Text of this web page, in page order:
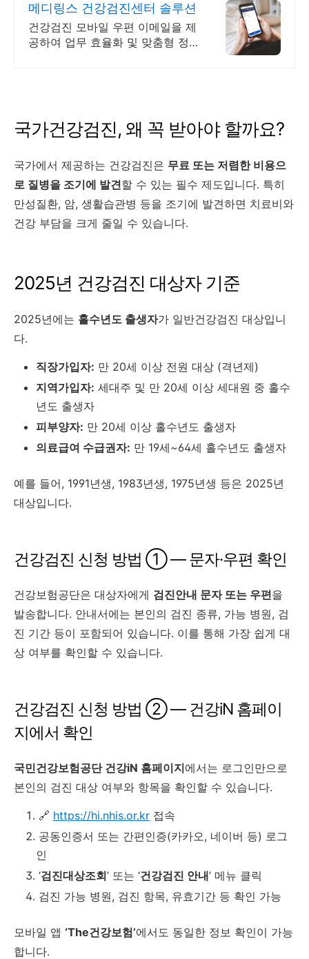
메디링스 건강검진센터 솔루션
건강검진 모바일 우편 이메일을 제
공하여 업무 효율화 및 맞춤형 정
국가건강검진, 왜 꼭 받아야 할까요?
국가에서 제공하는 건강검진은 무료 또는 저렴한 비용으
로 질병을 조기에 발견할 수 있는 필수 제도입니다. 특히
만성질환, 암, 생활습관병 등을 조기에 발견하면 치료비와
건강 부담을 크게 줄일 수 있습니다.
2025년 건강검진 대상자 기준
2025년에는 홀수년도 출생자가 일반건강검진 대상입니
다.
직장가입자: 만 20세 이상 전원 대상 (격년제)
지역가입자: 세대주 및 만 20세 이상 세대원 중 홀수
년도 출생자
피부양자: 만 20세 이상 홀수년도 출생자
의료급여 수급권자: 만 19세~64세 홀수년도 출생자
예를 들어, 1991년생, 1983년생, 1975년생 등은 2025년
대상입니다.
건강검진 신청 방법 ① — 문자·우편 확인
건강보험공단은 대상자에게 검진안내 문자 또는 우편을
발송합니다. 안내서에는 본인의 검진 종류, 가능 병원, 검
진 기간 등이 포함되어 있습니다. 이를 통해 가장 쉽게 대
상 여부를 확인할 수 있습니다.
건강검진 신청 방법 ② — 건강iN 홈페이
지에서 확인
국민건강보험공단 건강iN 홈페이지에서는 로그인만으로
본인의 검진 대상 여부와 항목을 확인할 수 있습니다.
🔗 https://hi.nhis.or.kr 접속
공동인증서 또는 간편인증(카카오, 네이버 등) 로그
인
‘검진대상조회’ 또는 ‘건강검진 안내’ 메뉴 클릭
검진 가능 병원, 검진 항목, 유효기간 등 확인 가능
모바일 앱 ‘The건강보험’에서도 동일한 정보 확인이 가능
합니다.